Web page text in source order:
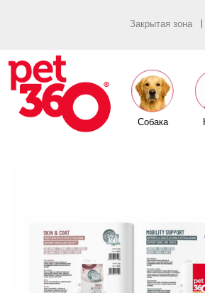
Закрытая зона |
Собака